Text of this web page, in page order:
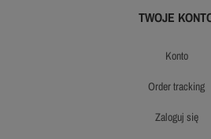
TWOJE
konto
order tracking
zaloguj się